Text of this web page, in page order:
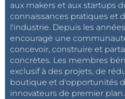
aux makers et aux startups
connaissances pratiques et
l'industrie. Depuis les
encouragé une
concevoir, construire et
concrètes. Les membres
exclusif à des projets, de
boutique et d'opportunités
innovateurs de premier